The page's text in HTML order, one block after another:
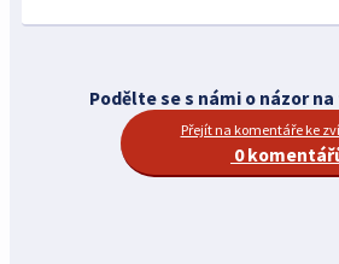
Podělte se s námi o názor
Přejít na komentáře ke
0